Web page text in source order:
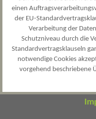
Priv.-Doz.
Dana
Wuttke
einen
der EU-
Verarbeitung der
Schutzniveau durch die
Standardvertragsklauseln
notwendige Cookies
vorgehend beschriebene